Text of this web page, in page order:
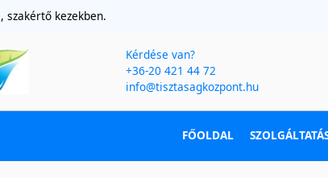
szakértő kezekben.
Kérdése van?
+36-20 421 44 72
info@tisztasagkozpont.hu
FŐOLDAL